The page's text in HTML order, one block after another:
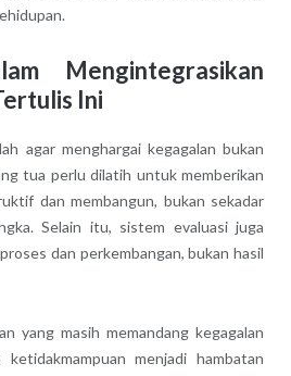
Mengintegrasikan
Ini
agar menghargai kegagalan bukan
tua perlu dilatih untuk memberikan
dan membangun, bukan sekadar
Selain itu, sistem evaluasi juga
dan perkembangan, bukan hasil
yang masih memandang kegagalan
menjadi hambatan